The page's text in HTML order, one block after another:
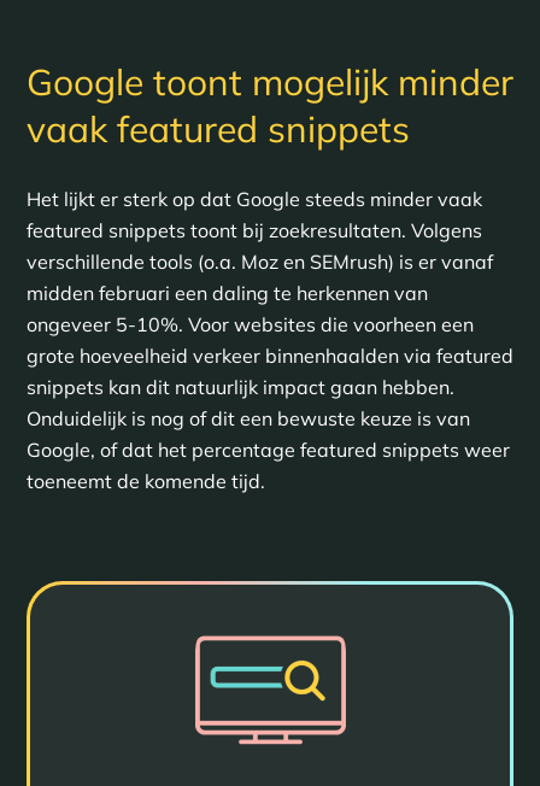
Google toont mogelijk minder
vaak featured snippets
Het lijkt er sterk op dat Google steeds minder vaak
featured snippets toont bij zoekresultaten. Volgens
verschillende tools (o.a. Moz en SEMrush) is er vanaf
midden februari een daling te herkennen van
ongeveer 5-10%. Voor websites die voorheen een
grote hoeveelheid verkeer binnenhaalden via featured
snippets kan dit natuurlijk impact gaan hebben.
Onduidelijk is nog of dit een bewuste keuze is van
Google, of dat het percentage featured snippets weer
toeneemt de komende tijd.